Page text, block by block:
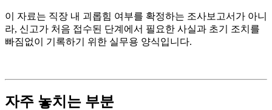
이 자료는 직장 내 괴롭힘 여부를 확정하는 조사보고서가 아니
라, 신고가 처음 접수된 단계에서 필요한 사실과 초기 조치를
빠짐없이 기록하기 위한 실무용 양식입니다.
자주 놓치는 부분